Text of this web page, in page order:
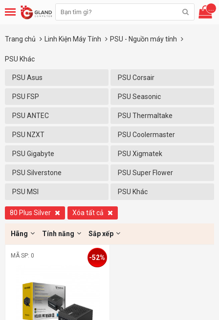
...
Trang chủ Linh Kiện Máy Tính PSU - Nguồn máy tính
PSU Khác
PSU Asus PSU Corsair
PSU FSP PSU Seasonic
PSU ANTEC PSU Thermaltake
PSU NZXT PSU Coolermaster
PSU Gigabyte PSU Xigmatek
PSU Silverstone PSU Super Flower
PSU MSI PSU Khác
80 Plus Silver Xóa tất cả
Hãng Tính năng Sắp xếp
MÃ SP: 0 -52%